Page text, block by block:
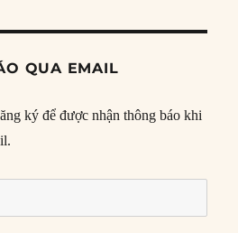
QUA EMAIL
ký để được nhận thông báo khi